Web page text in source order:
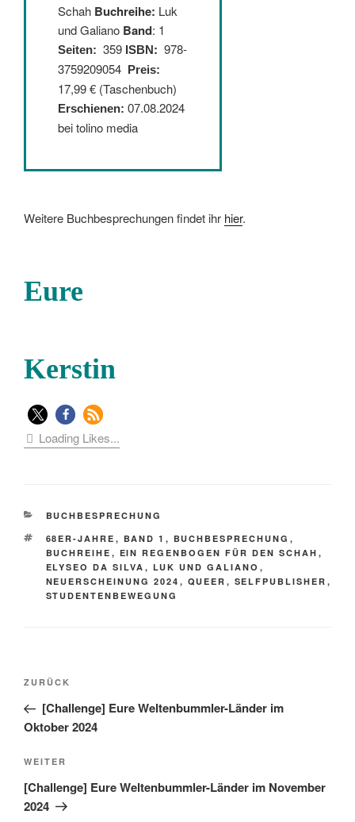
Schah Buchreihe: Luk
und Galiano Band: 1
Seiten: 359 ISBN: 978-
3759209054 Preis:
17,99 € (Taschenbuch)
Erschienen: 07.08.2024
bei tolino media
Weitere Buchbesprechungen findet ihr hier.
Eure
Kerstin
Loading Likes...
KATEGORIEN
BUCHBESPRECHUNG
SCHLAGWÖRTER
68ER-JAHRE , BAND 1 , BUCHBESPRECHUNG ,
BUCHREIHE , EIN REGENBOGEN FÜR DEN SCHAH ,
ELYSEO DA SILVA , LUK UND GALIANO ,
NEUERSCHEINUNG 2024 , QUEER , SELFPUBLISHER ,
STUDENTENBEWEGUNG
Beitragsnavigation
Vorheriger
Beitrag
ZURÜCK
[Challenge] Eure Weltenbummler-Länder im
Oktober 2024
Nächster
Beitrag
WEITER
[Challenge] Eure Weltenbummler-Länder im November
2024